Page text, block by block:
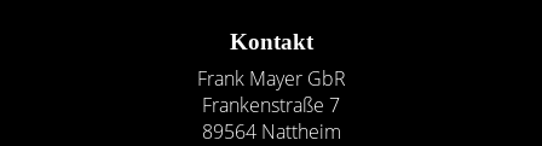
Kontakt
Frank Mayer GbR
Frankenstraße 7
89564 Nattheim